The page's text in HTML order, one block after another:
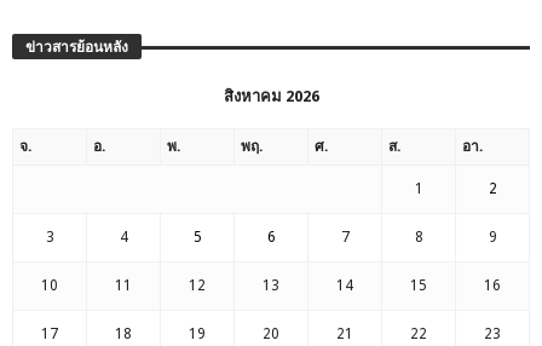
ข่าวสารย้อนหลัง
สิงหาคม 2026
จ. อ. พ. พฤ. ศ. ส. อา.
1 2
3 4 5 6 7 8 9
10 11 12 13 14 15 16
17 18 19 20 21 22 23